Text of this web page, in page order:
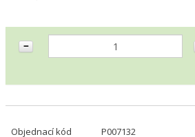
Objednací kód
P007132